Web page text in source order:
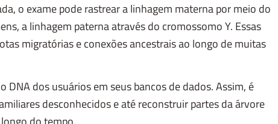
o exame pode rastrear a linhagem materna por meio do
a linhagem paterna através do cromossomo Y. Essas
migratórias e conexões ancestrais ao longo de muitas
DNA dos usuários em seus bancos de dados. Assim, é
desconhecidos e até reconstruir partes da árvore